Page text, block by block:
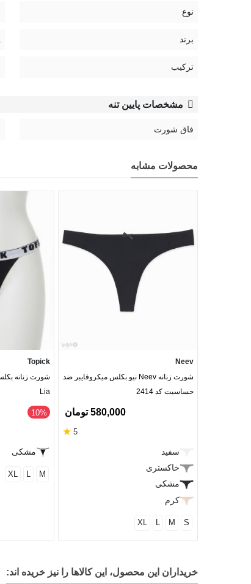
نوع
برند
ترکیب
مشخصات پایین تنه
فاق شورت
محصولات مشابه
Neev
شورت زنانه Neev نیو بکلس میکروفایبر ضد
حساسیت کد 2414
580,000 تومان
5
★
سفید
خاکستری
مشکی
کرم
S
M
L
XL
Topick
شورت زنانه
Lia
‎10%
مشکی
M
L
XL
خریداران این محصول، این کالاها را نیز خریده اند: